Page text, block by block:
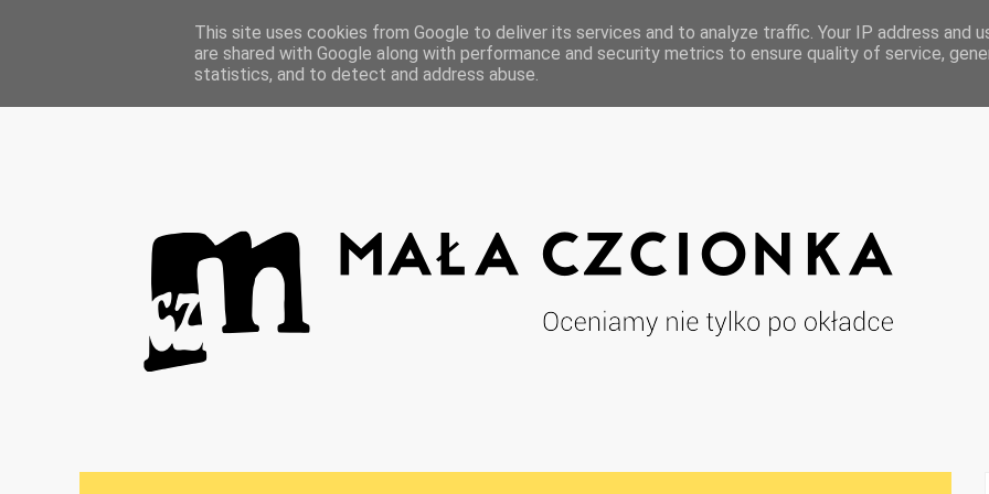
Strona głównaThis site uses cookies from Google to deliver its services and to analyze traffic. Your IP address and
are shared with Google along with performance and security metrics to ensure quality of service,
statistics, and to detect and address abuse.